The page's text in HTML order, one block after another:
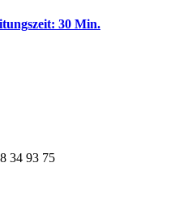
30 Min.
34 93 75